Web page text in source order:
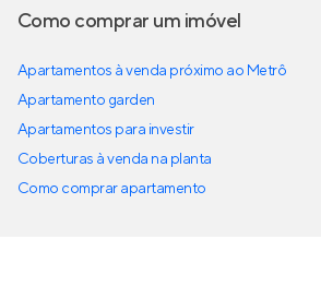
Como comprar um imóvel
Apartamentos à venda próximo ao Metrô
Apartamento garden
Apartamentos para investir
Coberturas à venda na planta
Como comprar apartamento